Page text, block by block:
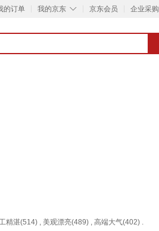
的订单 ◇
我的京东 京东会员 企业采购
精湛(514) , 美观漂亮(489) , 高端大气(402) .